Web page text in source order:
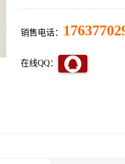
销售电话：
在线QQ：